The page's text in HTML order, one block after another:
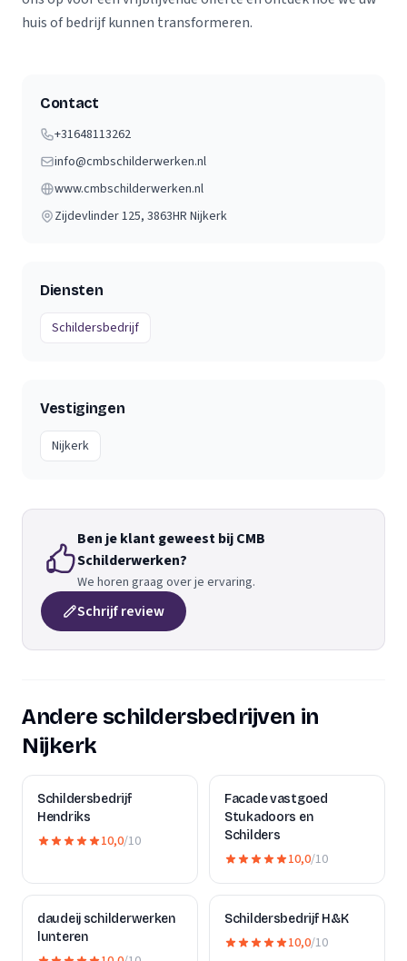
huis of bedrijf kunnen transformeren.
Contact
+31648113262
info@cmbschilderwerken.nl
www.cmbschilderwerken.nl
Zijdevlinder 125, 3863HR Nijkerk
Diensten
Schildersbedrijf
Vestigingen
Nijkerk
Ben je klant geweest bij CMB
Schilderwerken?
We horen graag over je ervaring.
Schrijf review
Andere schildersbedrijven in
Nijkerk
Schildersbedrijf
Hendriks
10,0/10
Facade vastgoed
Stukadoors en
Schilders
10,0/10
daudeij schilderwerken
lunteren
Schildersbedrijf H&K
10,0/10